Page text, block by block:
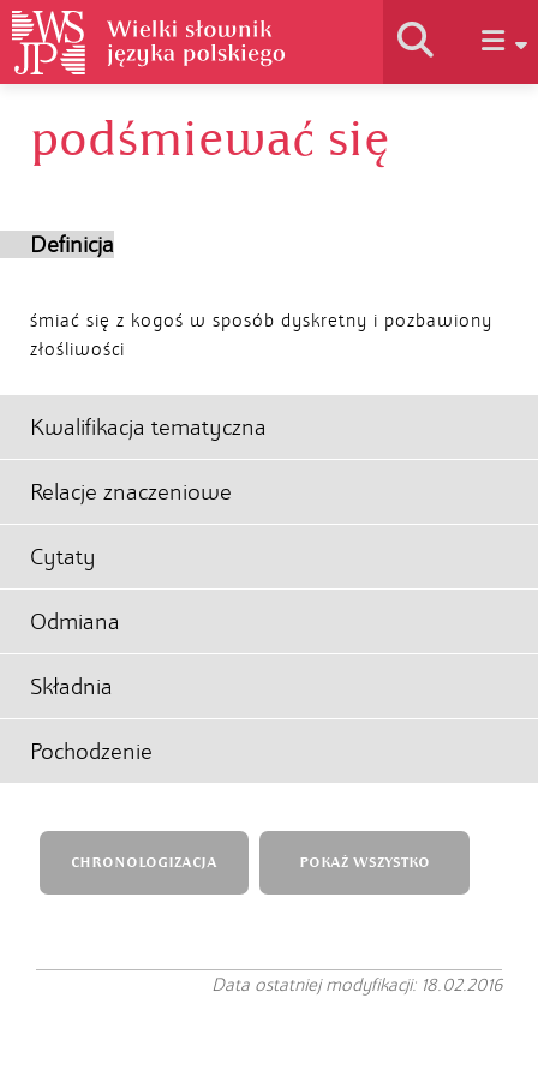
Historia słownika
podśmiewać się
Definicja
śmiać się z kogoś w sposób dyskretny i pozbawiony
złośliwości
Kwalifikacja tematyczna
Relacje znaczeniowe
Cytaty
Odmiana
Składnia
Pochodzenie
CHRONOLOGIZACJA POKAŻ WSZYSTKO
Data ostatniej modyfikacji: 18.02.2016